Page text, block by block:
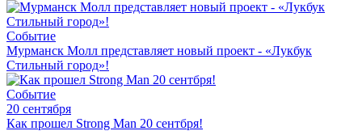
Событие
Мурманск Молл представляет новый проект - «Лукбук
Стильный город»!
Событие
20 сентября
Как прошел Strong Man 20 сентбря!